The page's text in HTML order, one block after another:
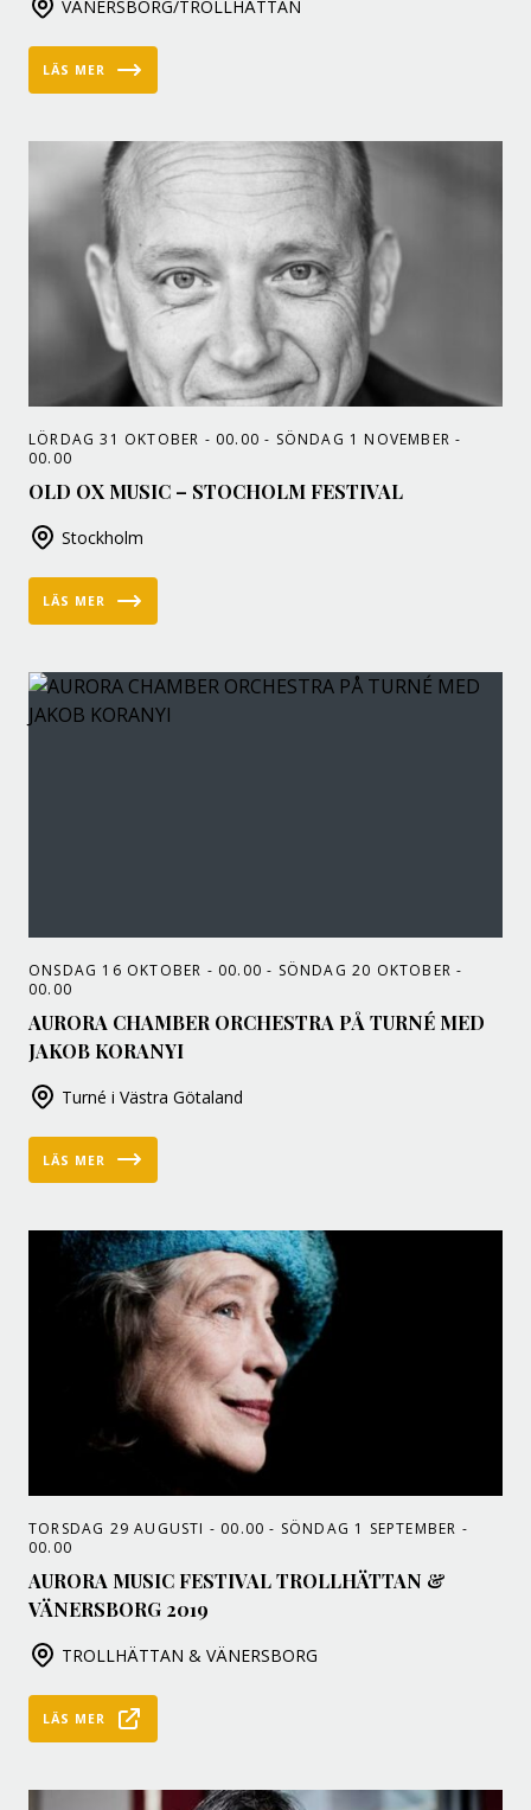
VÄNERSBORG/TROLLHÄTTAN
LÄS MER
LÖRDAG 31 OKTOBER - 00.00 - SÖNDAG 1 NOVEMBER -
00.00
OLD OX MUSIC – STOCHOLM FESTIVAL
Stockholm
LÄS MER
ONSDAG 16 OKTOBER - 00.00 - SÖNDAG 20 OKTOBER -
00.00
AURORA CHAMBER ORCHESTRA PÅ TURNÉ MED
JAKOB KORANYI
Turné i Västra Götaland
LÄS MER
TORSDAG 29 AUGUSTI - 00.00 - SÖNDAG 1 SEPTEMBER -
00.00
AURORA MUSIC FESTIVAL TROLLHÄTTAN &
VÄNERSBORG 2019
TROLLHÄTTAN & VÄNERSBORG
LÄS MER